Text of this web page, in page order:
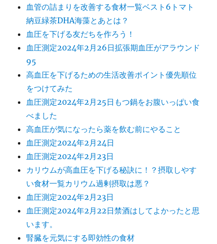
血管の詰まりを改善する食材一覧ベスト6トマト
納豆緑茶DHA海藻とあとは？
血圧を下げる友だちを作ろう！
血圧測定2024年2月26日拡張期血圧がアラウンド
95
高血圧を下げるための生活改善ポイント優先順位
をつけてみた
血圧測定2024年2月25日もつ鍋をお腹いっぱい食
べました
高血圧が気になったら薬を飲む前にやること
血圧測定2024年2月24日
血圧測定2024年2月23日
カリウムが高血圧を下げる秘訣に！？摂取しやす
い食材一覧カリウム過剰摂取は悪？
血圧測定2024年2月23日
血圧測定2024年2月22日禁酒はしてよかったと思
います。
腎臓を元気にする即効性の食材